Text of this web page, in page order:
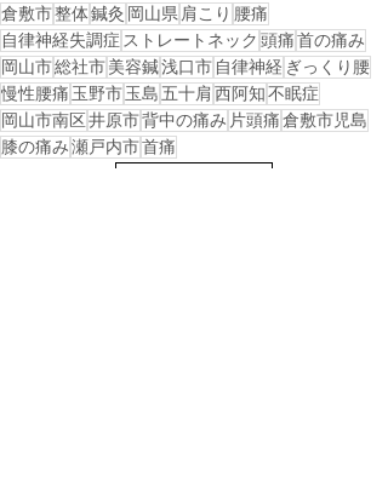
倉敷市整体鍼灸 岡山県 肩こり 腰痛
自律神経失調症 ストレートネック 頭痛首の痛み
岡山市総社市美容鍼浅口市 自律神経 ぎっくり腰
慢性腰痛 玉野市玉島 五十肩西阿知不眠症
岡山市南区井原市背中の痛み 片頭痛倉敷市児島
膝の痛み瀬戸内市首痛